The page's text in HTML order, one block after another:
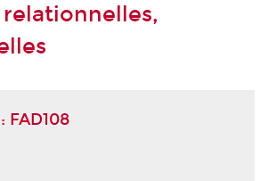
FAD108